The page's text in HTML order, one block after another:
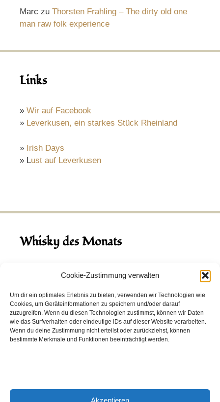
Cookie-Zustimmung verwalten
Um dir ein optimales Erlebnis zu bieten, verwenden wir Technologien wie
Cookies, um Geräteinformationen zu speichern und/oder darauf
zuzugreifen. Wenn du diesen Technologien zustimmst, können wir Daten
wie das Surfverhalten oder eindeutige IDs auf dieser Website verarbeiten.
Wenn du deine Zustimmung nicht erteilst oder zurückziehst, können
bestimmte Merkmale und Funktionen beeinträchtigt werden.
Akzeptieren
Marc zu Thorsten Frahling – The dirty old one
man raw folk experience
Links
» Wir auf Facebook
» Leverkusen, ein starkes Stück Rheinland
» Irish Days
» Lust auf Leverkusen
Whisky des Monats
August 2026
Hinch Double Wood
Destillerie:Hinch(Irland)
Single Malt, 43.0%
Peated: Nein